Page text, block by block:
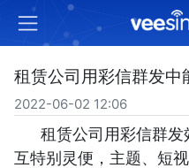
租赁公司用彩信群发中
2022-06-02 12:06
租赁公司用彩信群
互特别灵便，主题、短